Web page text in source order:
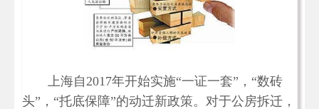
上海自2017年开始实施“一证一套”，“数砖
头”，“托底保障”的动迁新政策。对于公房拆迁，